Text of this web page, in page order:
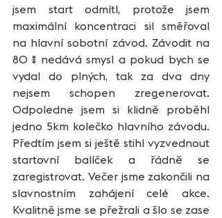
jsem start odmítl, protože jsem
maximální koncentraci sil směřoval
na hlavní sobotní závod. Závodit na
80 % nedává smysl a pokud bych se
vydal do plných, tak za dva dny
nejsem schopen zregenerovat.
Odpoledne jsem si klidně proběhl
jedno 5km kolečko hlavního závodu.
Předtím jsem si ještě stihl vyzvednout
startovní balíček a řádně se
zaregistrovat. Večer jsme zakončili na
slavnostním zahájení celé akce.
Kvalitně jsme se přežrali a šlo se zase